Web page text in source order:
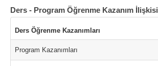
Ders - Program Öğrenme Kazanım İlişkisi
Ders Öğrenme Kazanımları
Program Kazanımları